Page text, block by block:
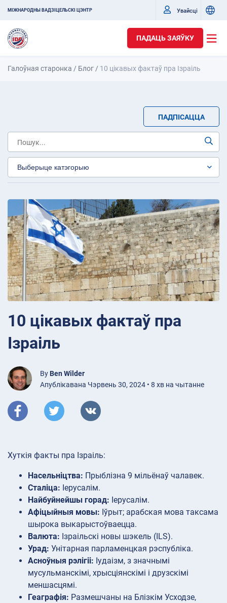
МІЖНАРОДНЫ ВАДЗІЦЕЛЬСКІ ЦЭНТР Увайсці
ПАДАЦЬ ЗАЯЎКУ
Галоўная старонка / Блог / 10 цікавых фактаў пра Ізраіль
ПАДПІСАЦЦА
10 цікавых фактаў пра
Ізраіль
By Ben Wilder
Апублікавана Чэрвень 30, 2024 • 8 хв на чытанне
Хуткія факты пра Ізраіль:
Насельніцтва: Прыблізна 9 мільёнаў чалавек.
Сталіца: Іерусалім.
Найбуйнейшы горад: Іерусалім.
Афіцыйныя мовы: Іўрыт; арабская мова таксама
шырока выкарыстоўваецца.
Валюта: Ізраільскі новы шэкель (ILS).
Урад: Унітарная парламенцкая рэспубліка.
Асноўныя рэлігіі: Іудаізм, з значнымі
мусульманскімі, хрысціянскімі і друзскімі
меншасцямі.
Геаграфія: Размешчаны на Блізкім Усходзе,